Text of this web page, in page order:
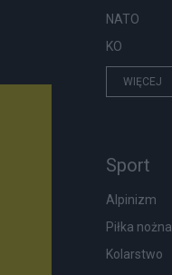
NATO
KO
WIĘCEJ
Sport
Alpinizm
Piłka nożna
Kolarstwo